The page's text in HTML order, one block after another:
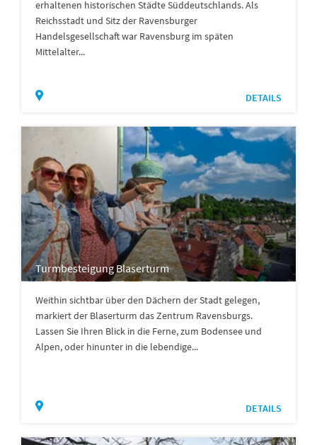
erhaltenen historischen Städte Süddeutschlands. Als
Reichsstadt und Sitz der Ravensburger
Handelsgesellschaft war Ravensburg im späten
Mittelalter...
DETAILS
Turmbesteigung Blaserturm
Weithin sichtbar über den Dächern der Stadt gelegen,
markiert der Blaserturm das Zentrum Ravensburgs.
Lassen Sie Ihren Blick in die Ferne, zum Bodensee und
Alpen, oder hinunter in die lebendige...
DETAILS